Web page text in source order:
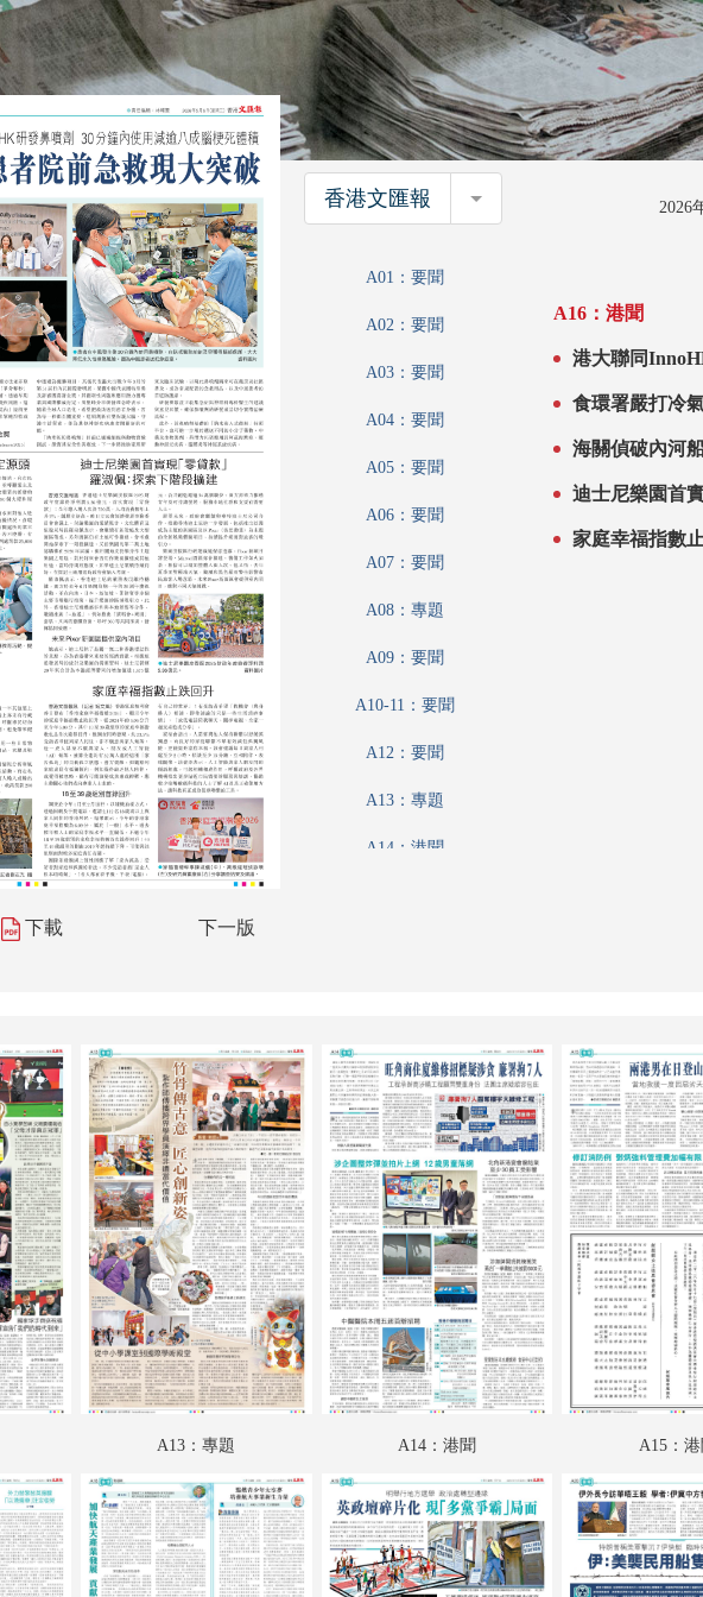
下載 下一版
香港文匯報 香港文匯報
A01：要聞
A02：要聞
A03：要聞
A04：要聞
A05：要聞
A06：要聞
A07：要聞
A08：專題
A09：要聞
A10-11：要聞
A12：要聞
A13：專題
A14：港聞
A19：國際
A20：國際
B01：財經
B02：科教啟智
B03：IT新世代
B04：愛漫遊
B05：采風
B06：娛樂
B08：體育
C01：文匯馬經
A16：港聞
港大聯同InnoHK研發鼻噴劑
家庭幸福指數
A13：專題 A14：港聞 A15：